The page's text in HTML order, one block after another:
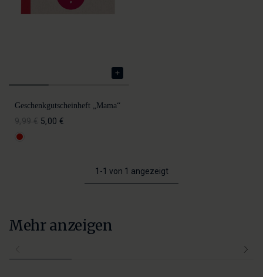
Geschenkgutscheinheft „Mama“
9,99 € 5,00 €
1-1 von 1 angezeigt
Mehr anzeigen